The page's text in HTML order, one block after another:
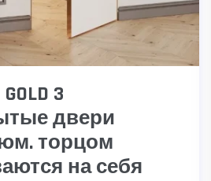
GOLD 3
двери
торцом
на себя